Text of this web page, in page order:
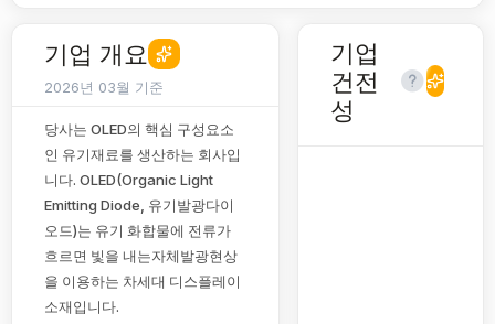
기업 개요
2026년 03월 기준
당사는 OLED의 핵심 구성요소
인 유기재료를 생산하는 회사입
니다. OLED(Organic Light
Emitting Diode, 유기발광다이
오드)는 유기 화합물에 전류가
흐르면 빛을 내는자체발광현상
을 이용하는 차세대 디스플레이
소재입니다.
기업
건전
성